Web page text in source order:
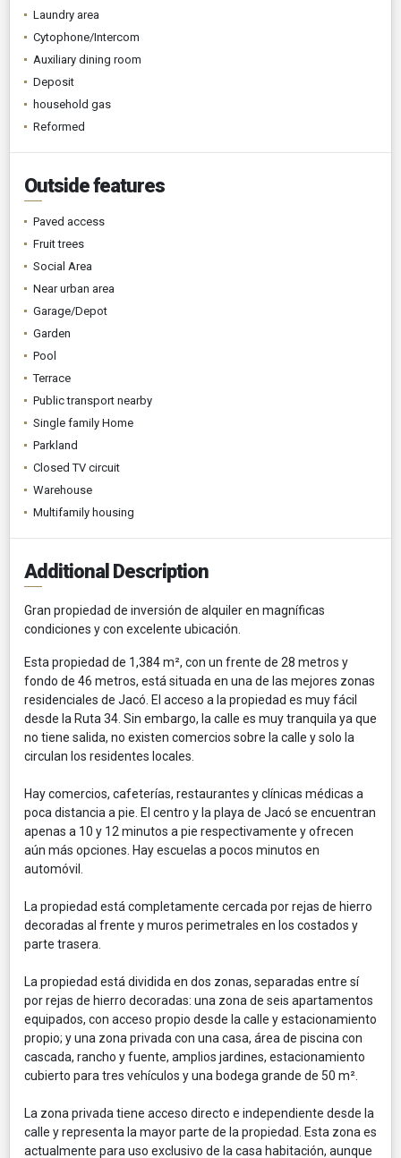
Laundry area
Cytophone/Intercom
Auxiliary dining room
Deposit
household gas
Reformed
Outside features
Paved access
Fruit trees
Social Area
Near urban area
Garage/Depot
Garden
Pool
Terrace
Public transport nearby
Single family Home
Parkland
Closed TV circuit
Warehouse
Multifamily housing
Additional Description
Gran propiedad de inversión de alquiler en magníficas
condiciones y con excelente ubicación.
Esta propiedad de 1,384 m², con un frente de 28 metros y
fondo de 46 metros, está situada en una de las mejores zonas
residenciales de Jacó. El acceso a la propiedad es muy fácil
desde la Ruta 34. Sin embargo, la calle es muy tranquila ya que
no tiene salida, no existen comercios sobre la calle y solo la
circulan los residentes locales.
Hay comercios, cafeterías, restaurantes y clínicas médicas a
poca distancia a pie. El centro y la playa de Jacó se encuentran
apenas a 10 y 12 minutos a pie respectivamente y ofrecen
aún más opciones. Hay escuelas a pocos minutos en
automóvil.
La propiedad está completamente cercada por rejas de hierro
decoradas al frente y muros perimetrales en los costados y
parte trasera.
La propiedad está dividida en dos zonas, separadas entre sí
por rejas de hierro decoradas: una zona de seis apartamentos
equipados, con acceso propio desde la calle y estacionamiento
propio; y una zona privada con una casa, área de piscina con
cascada, rancho y fuente, amplios jardines, estacionamiento
cubierto para tres vehículos y una bodega grande de 50 m².
La zona privada tiene acceso directo e independiente desde la
calle y representa la mayor parte de la propiedad. Esta zona es
actualmente para uso exclusivo de la casa habitación, aunque